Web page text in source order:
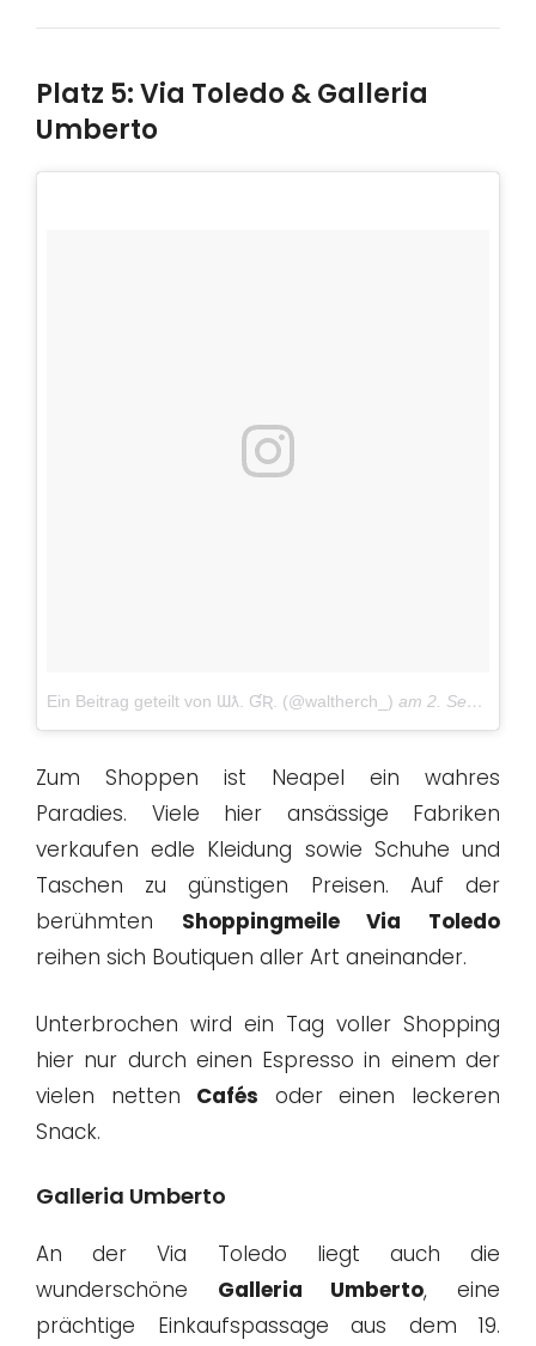
Platz 5: Via Toledo & Galleria
Umberto
Ein Beitrag geteilt von Ɯƛ. ƓƦ. (@waltherch_) am 2. Sep 2017 um 2:20 Uhr
Zum Shoppen ist Neapel ein wahres
Paradies. Viele hier ansässige Fabriken
verkaufen edle Kleidung sowie Schuhe und
Taschen zu günstigen Preisen. Auf der
berühmten Shoppingmeile Via Toledo
reihen sich Boutiquen aller Art aneinander.
Unterbrochen wird ein Tag voller Shopping
hier nur durch einen Espresso in einem der
vielen netten Cafés oder einen leckeren
Snack.
Galleria Umberto
An der Via Toledo liegt auch die
wunderschöne Galleria Umberto, eine
prächtige Einkaufspassage aus dem 19.